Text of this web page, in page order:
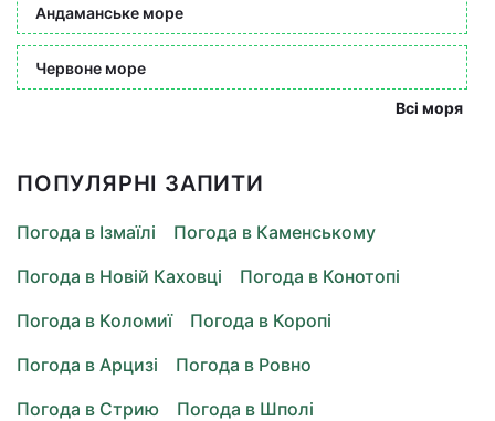
Андаманське море
Червоне море
Всі моря
ПОПУЛЯРНІ ЗАПИТИ
Погода в Ізмаїлі
Погода в Каменському
Погода в Новій Каховці
Погода в Конотопі
Погода в Коломиї
Погода в Коропі
Погода в Арцизі
Погода в Ровно
Погода в Стрию
Погода в Шполі